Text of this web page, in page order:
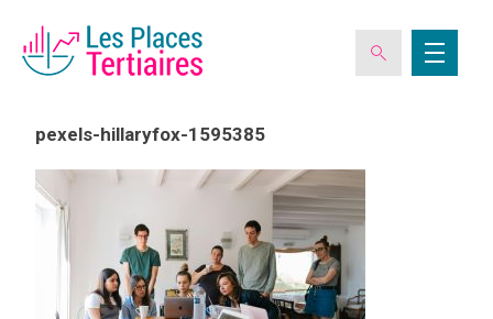
ESPACE ADHÉRENT
L’ASSOCIATION
pexels-hillaryfox-1595385